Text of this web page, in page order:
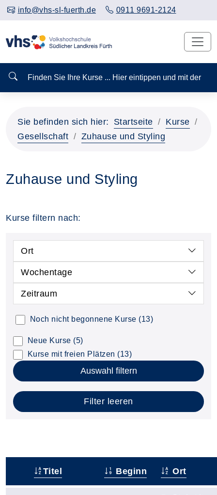
info@vhs-sl-fuerth.de 0911 9691-2124
Finden Sie Ihre Kurse ... Hier eintippen und mit
Sie befinden sich hier: Startseite
Kurse
Gesellschaft
Zuhause und Styling
Zuhause und Styling
Kurse filtern nach:
Ort
Wochentage
Zeitraum
Noch nicht begonnene Kurse (13)
Neue Kurse (5)
Kurse mit freien Plätzen (13)
Auswahl filtern
Filter leeren
Titel Beginn Ort